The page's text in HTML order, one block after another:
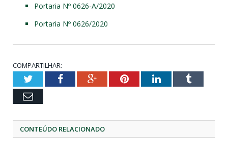
Portaria Nº 0626-A/2020
Portaria Nº 0626/2020
COMPARTILHAR:
TwitterFacebookGoogle+PinterestLinkedInTumblr
Email
CONTEÚDO RELACIONADO